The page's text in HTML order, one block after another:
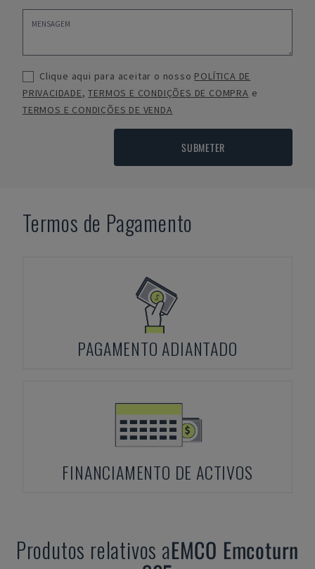
Clique aqui para aceitar o nosso POLÍTICA DE
PRIVACIDADE,TERMOS E CONDIÇÕES DE COMPRA e
TERMOS E CONDIÇÕES DE VENDA
SUBMETER
Termos de Pagamento
PAGAMENTO ADIANTADO
FINANCIAMENTO DE ACTIVOS
Produtos relativos aEMCO Emcoturn